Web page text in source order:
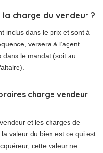
charge du vendeur ?
inclus dans le prix et sont à
versera à l’agent
dans le mandat (soit au
charge vendeur
et les charges de
la valeur du bien est ce qui est
cette valeur ne